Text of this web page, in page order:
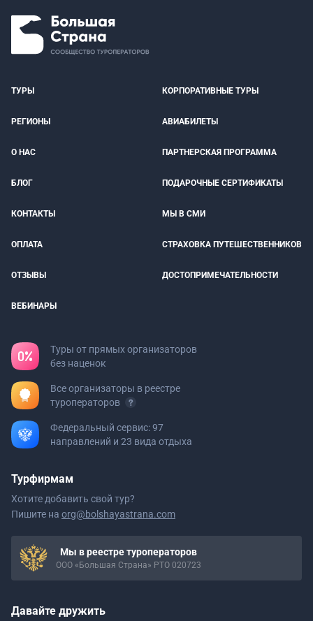
ТУРЫ КОРПОРАТИВНЫЕ ТУРЫ
РЕГИОНЫ АВИАБИЛЕТЫ
О НАС ПАРТНЕРСКАЯ ПРОГРАММА
БЛОГ ПОДАРОЧНЫЕ СЕРТИФИКАТЫ
КОНТАКТЫ МЫ В СМИ
ОПЛАТА СТРАХОВКА ПУТЕШЕСТВЕННИКОВ
ОТЗЫВЫ ДОСТОПРИМЕЧАТЕЛЬНОСТИ
ВЕБИНАРЫ
Туры от прямых организаторов
без наценок
Все организаторы в реестре
туроператоров
Федеральный сервис: 97
направлений и 23 вида отдыха
Турфирмам
Хотите добавить свой тур?
Пишите на org@bolshayastrana.com
Мы в реестре туроператоров
ООО «Большая Страна» РТО 020723
Давайте дружить